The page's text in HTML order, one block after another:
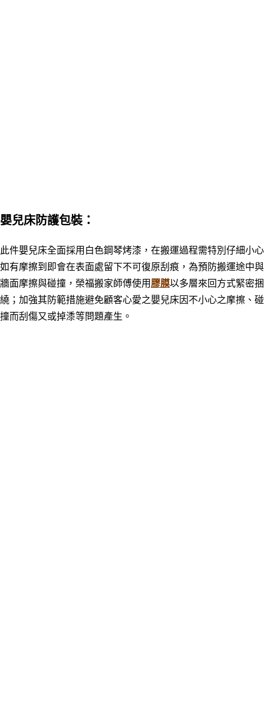
嬰兒床防護包裝：
此件嬰兒床全面採用白色鋼琴烤漆，在搬運過程需特別仔細小心
如有摩擦到即會在表面處留下不可復原刮痕， 為預防搬運途中與
牆面摩擦與碰撞，榮福搬家師傅使用 膠膜以多層來回方式緊密捆
繞；加強其防範措施避免顧客心愛之嬰兒床因不小心之摩擦、碰
撞而刮傷又或掉潻等問題產生 。